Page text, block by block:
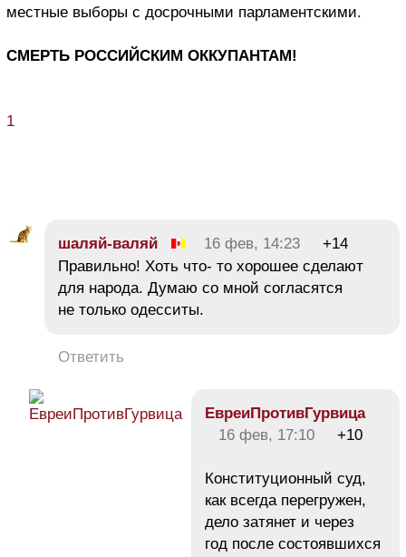
местные выборы с досрочными парламентскими.
СМЕРТЬ РОССИЙСКИМ ОККУПАНТАМ!
1
шаляй-валяй 16 фев, 14:23
+14
Правильно! Хоть что- то хорошее сделают
для народа. Думаю со мной согласятся
не только одесситы.
Ответить
ЕвреиПротивГурвица
16 фев, 17:10
+10
Конституционный суд,
как всегда перегружен,
дело затянет и через
год после состоявшихся